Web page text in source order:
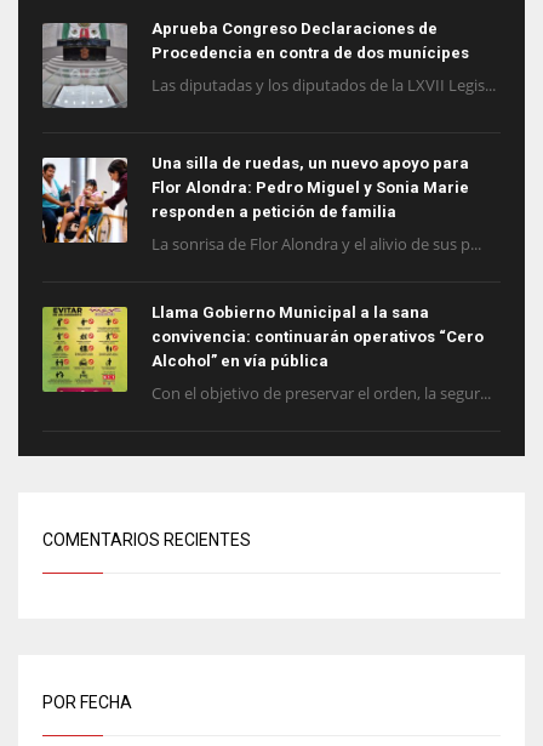
Aprueba Congreso Declaraciones de
Procedencia en contra de dos munícipes
Las diputadas y los diputados de la LXVII Legis...
Una silla de ruedas, un nuevo apoyo para
Flor Alondra: Pedro Miguel y Sonia Marie
responden a petición de familia
La sonrisa de Flor Alondra y el alivio de sus p...
Llama Gobierno Municipal a la sana
convivencia: continuarán operativos “Cero
Alcohol” en vía pública
Con el objetivo de preservar el orden, la segur...
COMENTARIOS RECIENTES
POR FECHA